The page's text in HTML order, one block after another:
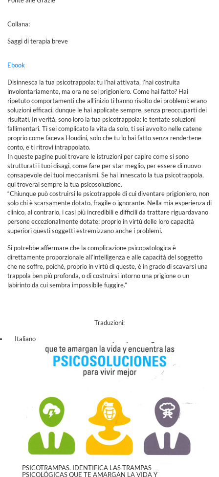
Collana:
Saggi di terapia breve
Ebook
Disinnesca la tua psicotrappola: tu l’hai attivata, l’hai costruita
involontariamente, ma ora ne sei prigioniero. Come hai fatto? Hai
ripetuto comportamenti che all’inizio ti hanno risolto dei problemi: erano
soluzioni efficaci, dunque le hai applicate sempre, senza preoccuparti dei
risultati. In verità, sono loro la tua psicotrappola: le tentate soluzioni
fallimentari. Ti sei complicato la vita da solo, ti sei avvolto nelle catene
proprio come faceva Houdini, solo che tu lo hai fatto senza rendertene
conto, e ti ritrovi intrappolato.
In queste pagine puoi trovare le istruzioni per capire come si sono
strutturati i tuoi disagi, come fare per star meglio, per essere di nuovo
consapevole dei tuoi meccanismi. Se hai innescato la tua psicotrappola,
qui troverai sempre la tua psicosoluzione.
“Chiunque può costruirsi le psicotrappole di cui diventare prigioniero, non
solo chi è scarsamente dotato, fragile o ignorante. Nella mia esperienza di
clinico, al contrario, i casi più incredibili e difficili da trattare riguardavano
persone eccezionalmente dotate: proprio in virtù delle loro capacità
superiori questi soggetti estremizzano anche i problemi.
Si potrebbe affermare che la complicazione psicopatologica è
direttamente proporzionale all’intelligenza e alle capacità del soggetto
che ne soffre, poiché, proprio in virtù di queste, è in grado di scavarsi una
trappola ben più profonda, o di costruirsi intorno una prigione o un
labirinto da cui sembra impossibile fuggire.”
Traduzioni:
Italiano
PSICOTRAMPAS. IDENTIFICA LAS TRAMPAS
PSICOLÓGICAS QUE TE AMARGAN LA VIDA Y